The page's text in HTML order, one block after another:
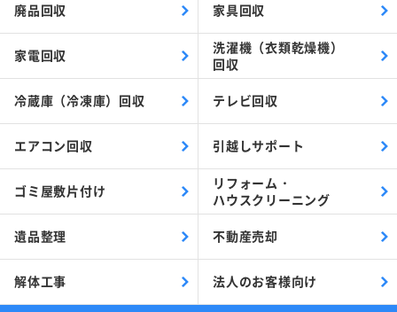
廃品回収 家具回収
家電回収
洗濯機（衣類乾燥機）
回収
冷蔵庫（冷凍庫）回収 テレビ回収
エアコン回収 引越しサポート
ゴミ屋敷片付け
リフォーム・
ハウスクリーニング
遺品整理 不動産売却
解体工事 法人のお客様向け